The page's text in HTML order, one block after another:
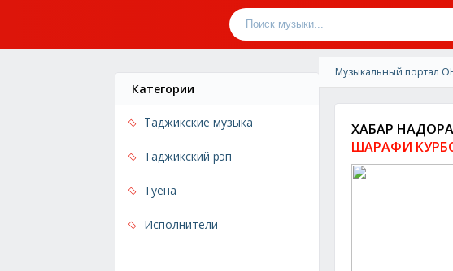
Категории
Таджикские музыка
Таджикский рэп
Туёна
Исполнители
Музыкальный портал
ХАБАР
ШАРАФИ